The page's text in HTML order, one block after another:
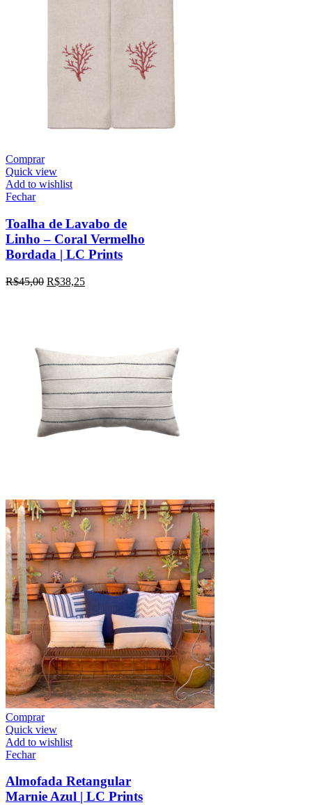
Comprar
Quick view
Add to wishlist
Fechar
Toalha de Lavabo de
Linho – Coral Vermelho
Bordada | LC Prints
R$45,00 R$38,25
Comprar
Quick view
Add to wishlist
Fechar
Almofada Retangular
Marnie Azul | LC Prints